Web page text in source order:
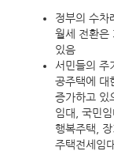
정부의 수차
월세 전환은
있음
서민들의 주
공주택에 대
증가하고 있
임대, 국민임
행복주택,
주택전세임대,